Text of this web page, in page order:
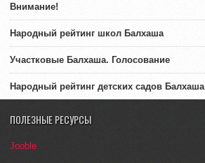
Внимание!
Народный рейтинг школ Балхаша
Участковые Балхаша. Голосование
Народный рейтинг детских садов Балхаша
ПОЛЕЗНЫЕ РЕСУРСЫ
Jooble